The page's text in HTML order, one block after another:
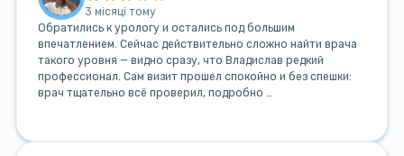
3 місяці тому
Обратились к урологу и остались под большим
впечатлением. Сейчас действительно сложно найти врача
такого уровня — видно сразу, что Владислав редкий
профессионал. Сам визит прошел спокойно и без спешки:
врач тщательно всё проверил, подробно …